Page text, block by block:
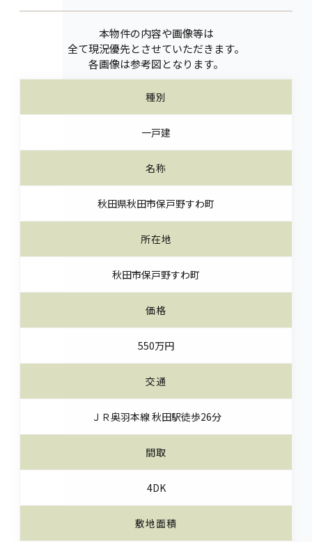
本物件の内容や画像等は
全て現況優先とさせていただきます。
各画像は参考図となります。
種別
一戸建
名称
秋田県秋田市保戸野すわ町
所在地
秋田市保戸野すわ町
価格
550万円
交通
ＪＲ奥羽本線 秋田駅徒歩26分
間取
4DK
敷地面積